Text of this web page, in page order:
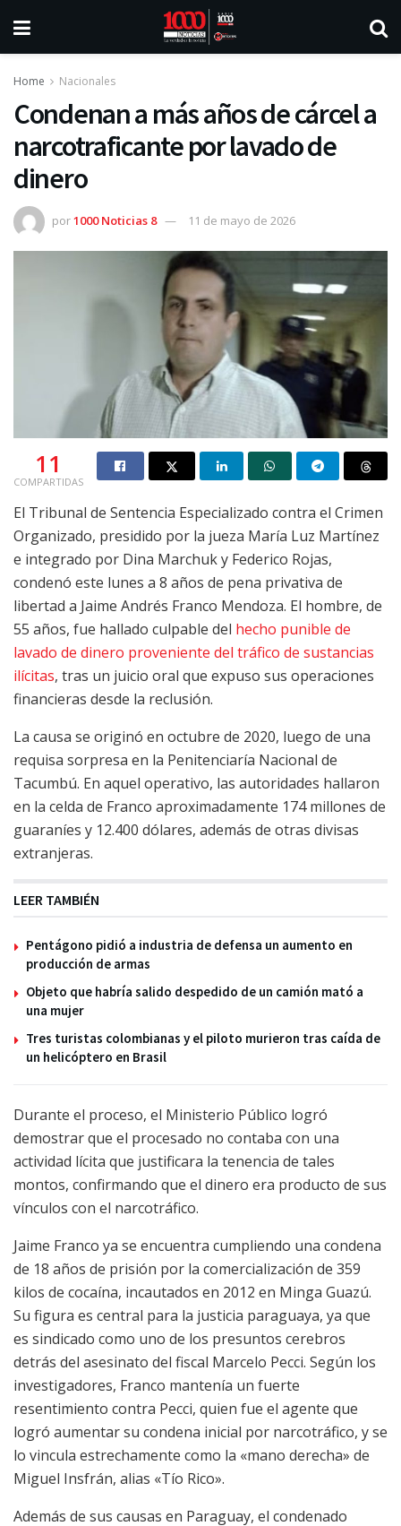
Home Nacionales
Condenan a más años de cárcel a
narcotraficante por lavado de
dinero
por1000 Noticias 8 11 de mayo de 2026
11
COMPARTIDAS
El Tribunal de Sentencia Especializado contra el Crimen
Organizado, presidido por la jueza María Luz Martínez
e integrado por Dina Marchuk y Federico Rojas,
condenó este lunes a 8 años de pena privativa de
libertad a Jaime Andrés Franco Mendoza. El hombre, de
55 años, fue hallado culpable del hecho punible de
lavado de dinero proveniente del tráfico de sustancias
ilícitas, tras un juicio oral que expuso sus operaciones
financieras desde la reclusión.
La causa se originó en octubre de 2020, luego de una
requisa sorpresa en la Penitenciaría Nacional de
Tacumbú. En aquel operativo, las autoridades hallaron
en la celda de Franco aproximadamente 174 millones de
guaraníes y 12.400 dólares, además de otras divisas
extranjeras.
LEER TAMBIÉN
Pentágono pidió a industria de defensa un aumento en
producción de armas
Objeto que habría salido despedido de un camión mató a
una mujer
Tres turistas colombianas y el piloto murieron tras caída de
un helicóptero en Brasil
Durante el proceso, el Ministerio Público logró
demostrar que el procesado no contaba con una
actividad lícita que justificara la tenencia de tales
montos, confirmando que el dinero era producto de sus
vínculos con el narcotráfico.
Jaime Franco ya se encuentra cumpliendo una condena
de 18 años de prisión por la comercialización de 359
kilos de cocaína, incautados en 2012 en Minga Guazú.
Su figura es central para la justicia paraguaya, ya que
es sindicado como uno de los presuntos cerebros
detrás del asesinato del fiscal Marcelo Pecci. Según los
investigadores, Franco mantenía un fuerte
resentimiento contra Pecci, quien fue el agente que
logró aumentar su condena inicial por narcotráfico, y se
lo vincula estrechamente como la «mano derecha» de
Miguel Insfrán, alias «Tío Rico».
Además de sus causas en Paraguay, el condenado